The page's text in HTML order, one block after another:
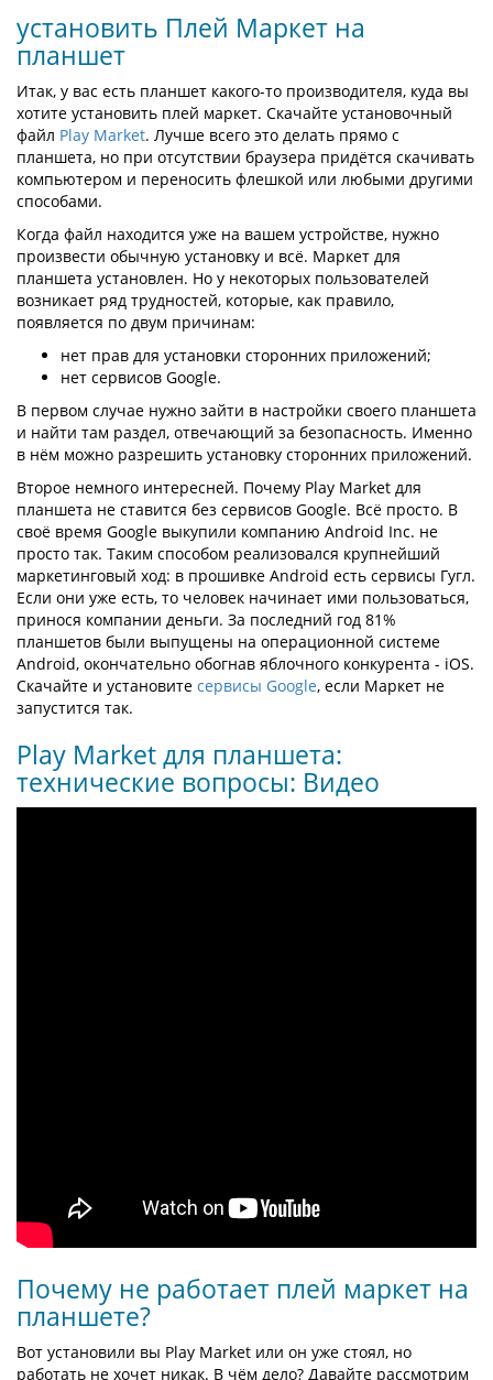
установить Плей Маркет на
планшет
Итак, у вас есть планшет какого-то производителя, куда вы
хотите установить плей маркет. Скачайте установочный
файл Play Market. Лучше всего это делать прямо с
планшета, но при отсутствии браузера придётся скачивать
компьютером и переносить флешкой или любыми другими
способами.
Когда файл находится уже на вашем устройстве, нужно
произвести обычную установку и всё. Маркет для
планшета установлен. Но у некоторых пользователей
возникает ряд трудностей, которые, как правило,
появляется по двум причинам:
нет прав для установки сторонних приложений;
нет сервисов Google.
В первом случае нужно зайти в настройки своего планшета
и найти там раздел, отвечающий за безопасность. Именно
в нём можно разрешить установку сторонних приложений.
Второе немного интересней. Почему Play Market для
планшета не ставится без сервисов Google. Всё просто. В
своё время Google выкупили компанию Android Inc. не
просто так. Таким способом реализовался крупнейший
маркетинговый ход: в прошивке Android есть сервисы Гугл.
Если они уже есть, то человек начинает ими пользоваться,
принося компании деньги. За последний год 81%
планшетов были выпущены на операционной системе
Android, окончательно обогнав яблочного конкурента - iOS.
Скачайте и установите сервисы Google, если Маркет не
запустится так.
Play Market для планшета:
технические вопросы: Видео
Почему не работает плей маркет на
планшете?
Вот установили вы Play Market или он уже стоял, но
работать не хочет никак. В чём дело? Давайте рассмотрим